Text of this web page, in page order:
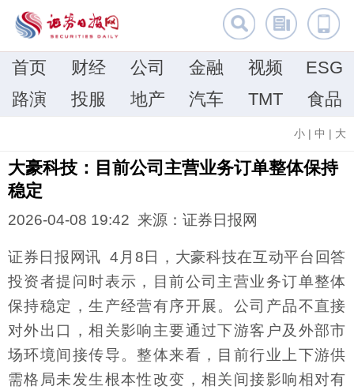
首页 财经 公司 金融 视频
ESG
路演
投服 地产 汽车 TMT 食品
小 | 中 | 大
大豪科技：目前公司主营业务订单整体保持
稳定
2026-04-08 19:42 来源：证券日报网
证券日报网讯 4月8日，大豪科技在互动平台回答
投资者提问时表示，目前公司主营业务订单整体
保持稳定，生产经营有序开展。公司产品不直接
对外出口，相关影响主要通过下游客户及外部市
场环境间接传导。整体来看，目前行业上下游供
需格局未发生根本性改变，相关间接影响相对有